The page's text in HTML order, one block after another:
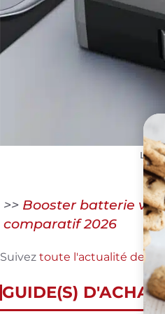
Le
>> Booster batterie
comparatif 2026
Suivez toute l'actualité de
GUIDE(S) D'ACHAT